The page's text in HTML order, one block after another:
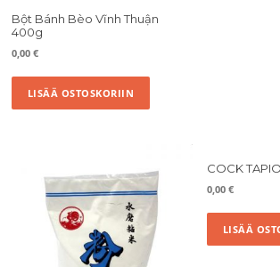
Bột Bánh Bèo Vĩnh Thuận
400g
0,00€
LISÄÄ OSTOSKORIIN
COCK
0,00€
LISÄÄ